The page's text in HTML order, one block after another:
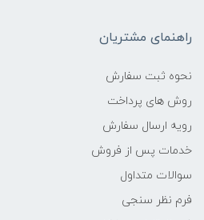
راهنمای مشتریان
نحوه ثبت سفارش
روش های پرداخت
رویه ارسال سفارش
خدمات پس از فروش
سوالات متداول
فرم نظر سنجی